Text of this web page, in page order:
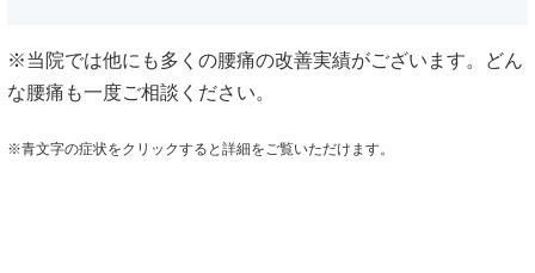
※当院では他にも多くの腰痛の改善実績がございます。どん
な腰痛も一度ご相談ください。
※青文字の症状をクリックすると詳細をご覧いただけます。